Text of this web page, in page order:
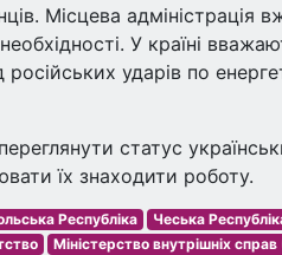
Місцева адміністрація
У країні
ударів по
статус
їх знаходити роботу.
Республіка Чеська
Міністерство внутрішніх справ